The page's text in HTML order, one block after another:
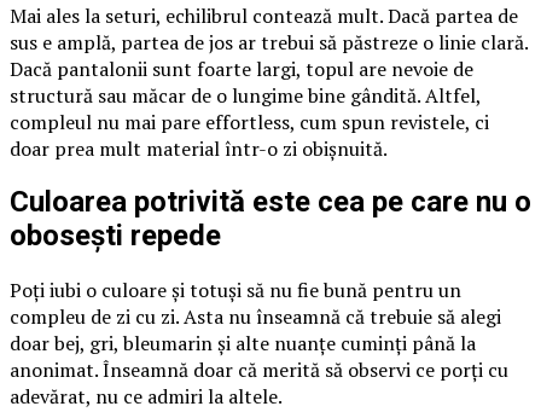
Mai ales la seturi, echilibrul contează mult. Dacă partea de
sus e amplă, partea de jos ar trebui să păstreze o linie clară.
Dacă pantalonii sunt foarte largi, topul are nevoie de
structură sau măcar de o lungime bine gândită. Altfel,
compleul nu mai pare effortless, cum spun revistele, ci
doar prea mult material într-o zi obișnuită.
Culoarea potrivită este cea pe care nu o
obosești repede
Poți iubi o culoare și totuși să nu fie bună pentru un
compleu de zi cu zi. Asta nu înseamnă că trebuie să alegi
doar bej, gri, bleumarin și alte nuanțe cuminți până la
anonimat. Înseamnă doar că merită să observi ce porți cu
adevărat, nu ce admiri la altele.